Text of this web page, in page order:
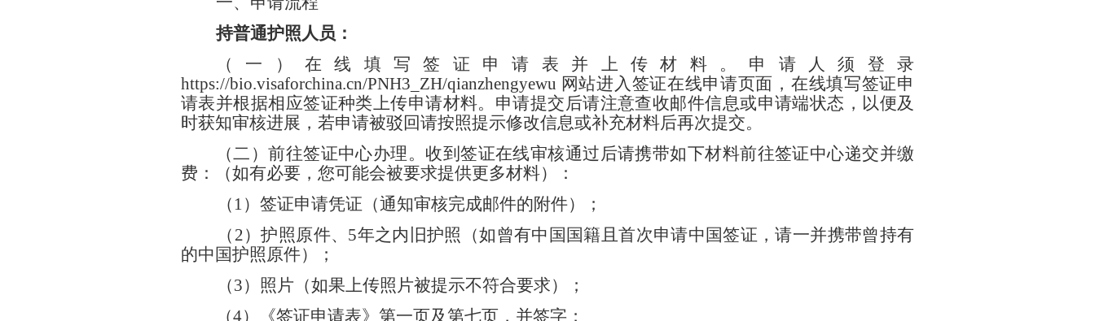
持普通护照人员 ：
（一）在线填写签证申请表并上传材料。 申请人须 登录
https://bio.visaforchina.cn/PNH3_ZH/qianzhengyewu 网站进入签证在线申请页面，在线填写签证申
请表并根据相应签证种类上传申请材料。申请提交后请注意查收邮件信息或申请端状态，以便及
时获知审核进展，若申请被驳回请按照提示修改信息或补充材料后再次提交。
（二）前往签证中心办理 。 收到签证在线审核通过后请携带如下材料前往签证中心递交并缴
费：
（如有必要，您可能会被要求提供更多材料）：
（ 1）签证申请凭证（通知审核完成邮件的附件）；
（ 2）护照原件、5年之内旧护照（如曾有中国国籍且首次申请中国签证，请一并携带曾持有
的中国护照原件）；
（3）照片（如果上传照片被提示不符合要求）；
（4）《签证申请表》第一页及第七页，并签字；